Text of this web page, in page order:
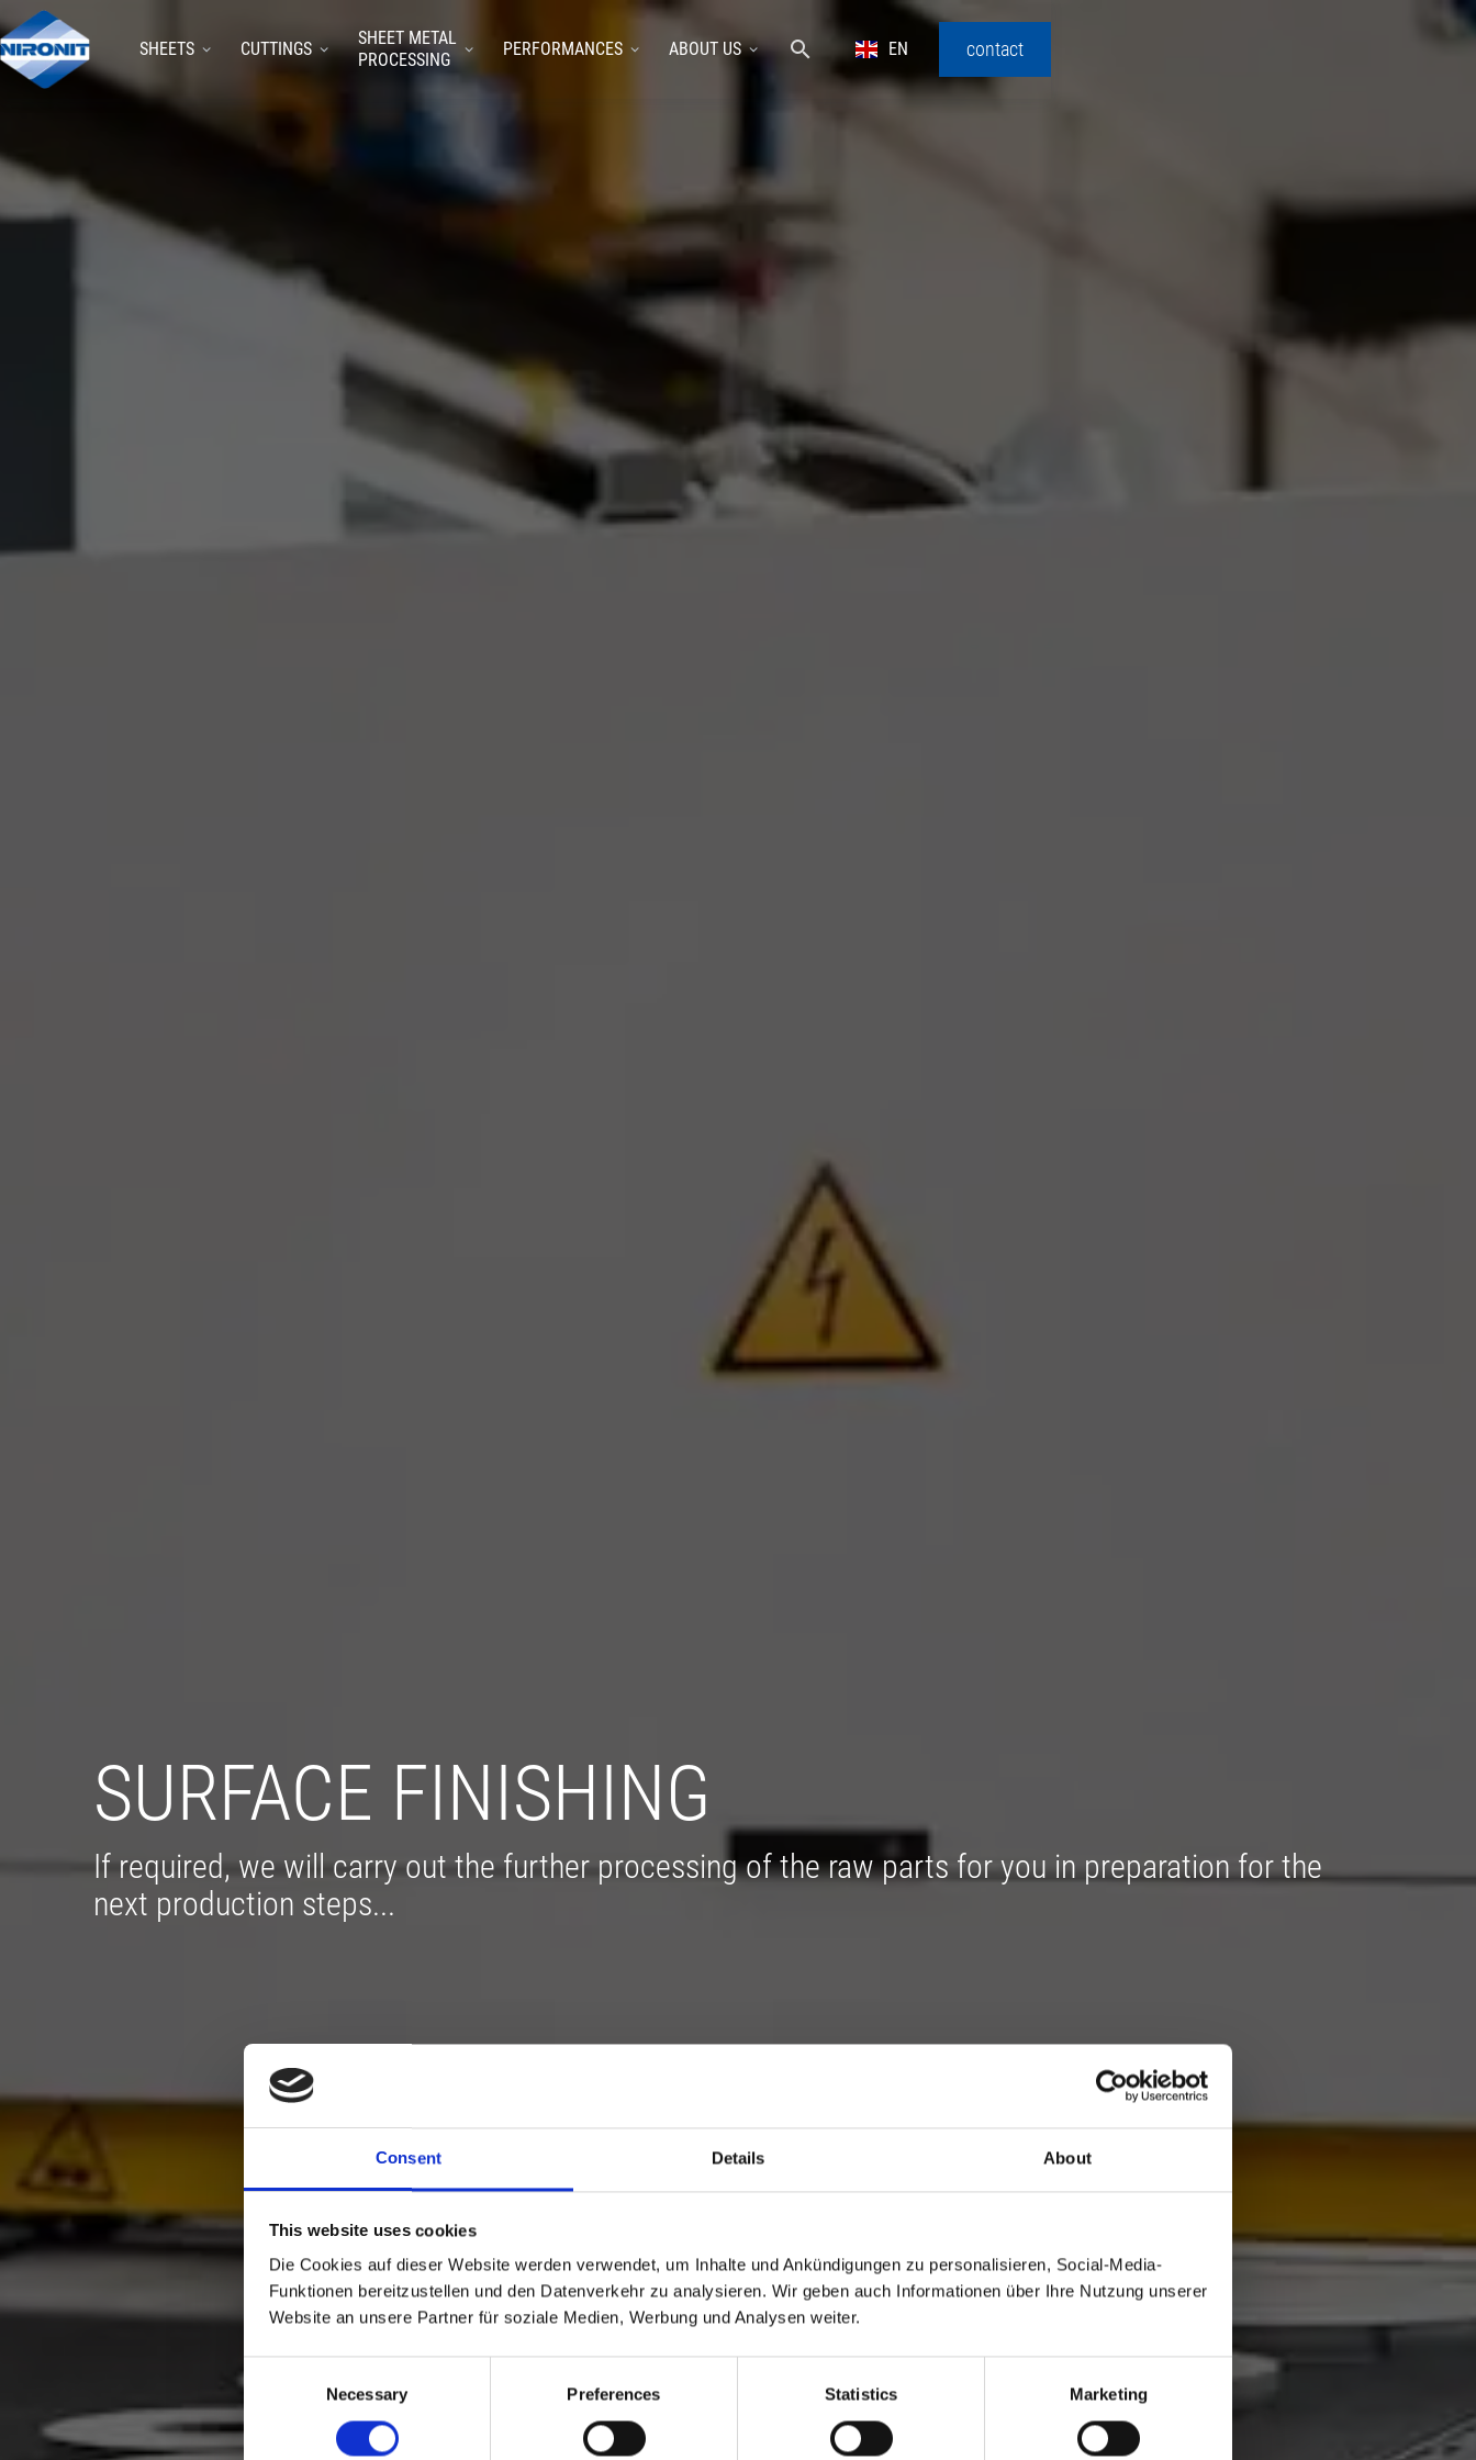
Consent Details About
This website uses cookies
Die Cookies auf dieser Website werden verwendet, um Inhalte und Ankündigungen zu personalisieren, Social-Media-
Funktionen bereitzustellen und den Datenverkehr zu analysieren. Wir geben auch Informationen über Ihre Nutzung unserer
Website an unsere Partner für soziale Medien, Werbung und Analysen weiter.
Necessary Preferences Statistics Marketing
SHEETS CUTTINGS
SHEET METAL
PROCESSING
PERFORMANCES ABOUT US EN contact
SURFACE FINISHING
If required, we will carry out the further processing of the raw parts for you in preparation for the
next production steps...